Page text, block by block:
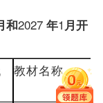
和2027 年1 月开
教材名称